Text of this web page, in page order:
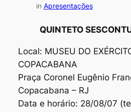
in Apresentações
QUINTETO
Local: MUSEU DO
COPACABANA
Praça Coronel Eugênio
Copacabana – RJ
Data e horário: 28/08/07